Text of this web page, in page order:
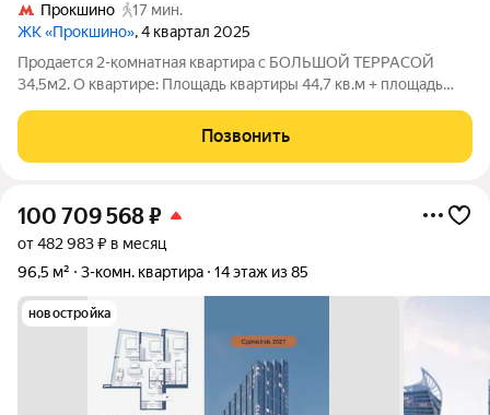
Прокшино
17 мин.
ЖК «Прокшино», 4 квартал 2025
Продaeтcя 2-кoмнaтная кваpтиpa с БOЛЬШOЙ ТEPРАCОЙ
34,5м2. О квартире: Площадь квартиры 44,7 кв.м + площадь
изолированные комнаты (15 кв.м. + 13,1 кв.м.); Кухня (7,4 кв.м.);
Совмещенный
Позвонить
100 709 568₽
от 482 983 ₽ в месяц
96,5 м²
3-комн. квартира 14 этаж из 85
новостройка